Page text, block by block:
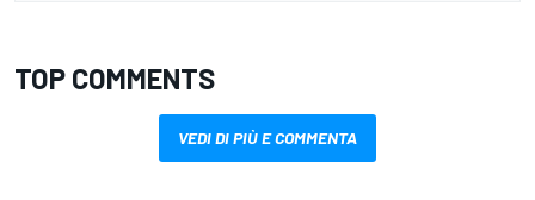
TOP COMMENTS
VEDI DI PIÙ E COMMENTA